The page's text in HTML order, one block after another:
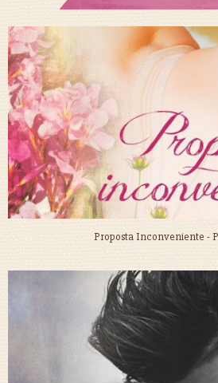
Proposta Inconveniente -